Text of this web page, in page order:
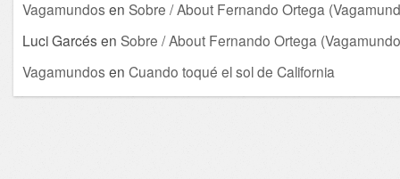
Vagamundos en Sobre / About Fernando Ortega
Luci Garcés en Sobre / About Fernando Ortega
Vagamundos en Cuando toqué el sol de California